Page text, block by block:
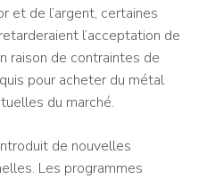
et de l’argent, certaines
l’acceptation de
raison de contraintes de
pour acheter du métal
du marché.
de nouvelles
Les programmes